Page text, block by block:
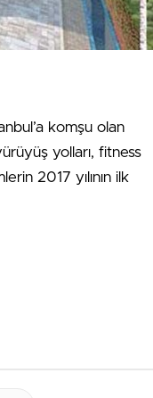
komşu olan
yolları, fitness
2017 yılının ilk